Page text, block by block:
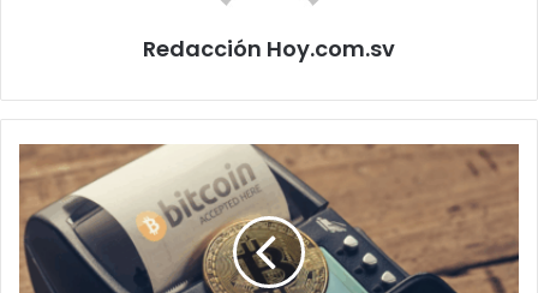
Redacción Hoy.com.sv
Solo
el
6.6
%
de
las